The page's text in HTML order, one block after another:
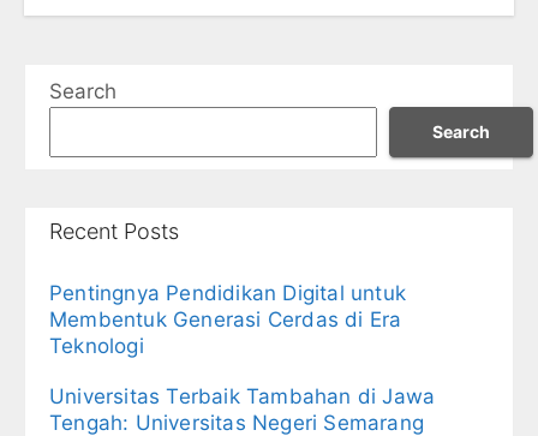
Search
Search
Recent Posts
Pentingnya Pendidikan Digital untuk
Membentuk Generasi Cerdas di Era
Teknologi
Universitas Terbaik Tambahan di Jawa
Tengah: Universitas Negeri Semarang